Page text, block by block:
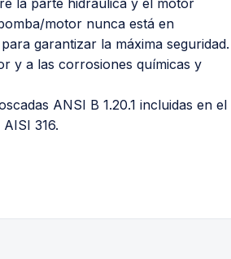
motor nunca está en
garantizar la máxima seguridad.
y a las corrosiones químicas y
ANSI B 1.20.1 incluidas en el
316.